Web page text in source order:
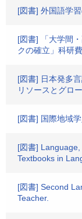
[図書] 外国語学
[図書] 「大学間
クの確立」科研
[図書] 日本発多
リソースとグロ
[図書] 国際地域
[図書]
Textbooks in
[図書] Second
Teacher.